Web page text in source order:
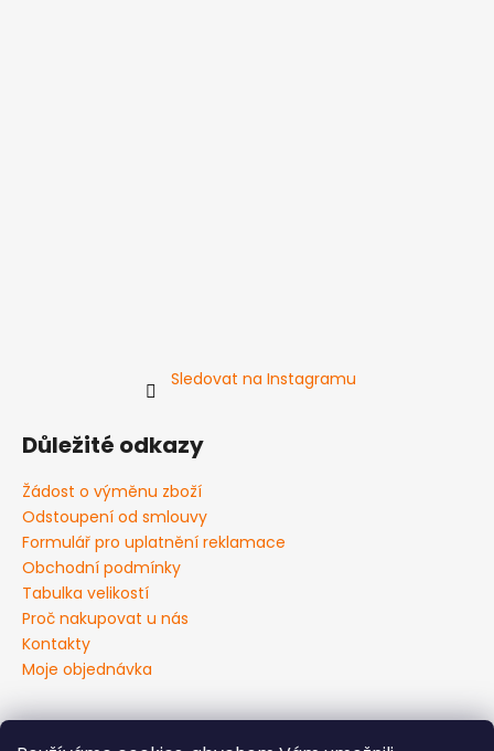
Sledovat na Instagramu
Důležité odkazy
Žádost o výměnu zboží
Odstoupení od smlouvy
Formulář pro uplatnění reklamace
Obchodní podmínky
Tabulka velikostí
Proč nakupovat u nás
Kontakty
Moje objednávka